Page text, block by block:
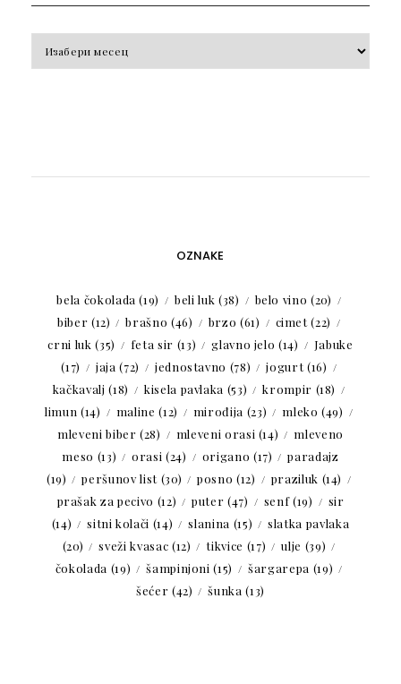
OZNAKE
bela čokolada (19) beli luk (38) belo vino (20)
biber (12) brašno (46) brzo (61) cimet(22)
crni luk (35) feta sir (13) glavno jelo (14)
Jabuke
(17)
jaja (72) jednostavno (78) jogurt(16)
kačkavalj (18) kisela pavlaka (53) krompir (18)
limun (14) maline (12) mirođija (23) mleko (49)
mleveni biber (28) mleveni orasi (14)
mleveno
meso (13) orasi (24) origano (17)
paradajz
(19)
peršunov list(30) posno (12) praziluk (14)
prašak za pecivo (12) puter (47) senf(19)
sir
(14)
sitni kolači (14) slanina (15)
slatka pavlaka
(20)
sveži kvasac (12) tikvice (17) ulje (39)
čokolada (19) šampinjoni (15) šargarepa (19)
šećer (42) šunka (13)